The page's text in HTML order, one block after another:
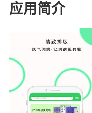
应用简介